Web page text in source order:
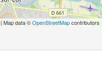
| Map data ©OpenStreetMapcontributors